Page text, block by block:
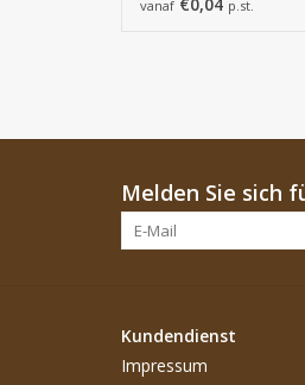
vanaf p.st.
Melden Sie sich
Kundendienst
Impressum